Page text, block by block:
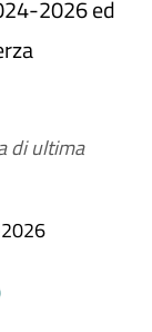
2026 ed
di ultima